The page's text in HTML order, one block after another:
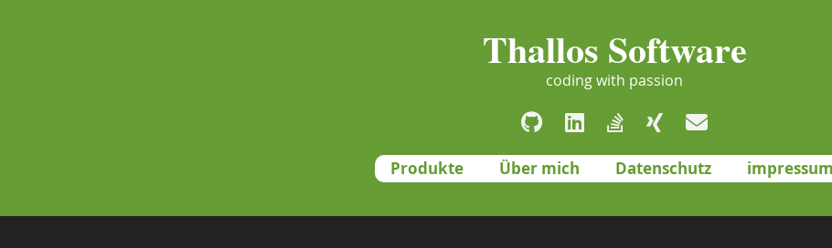
Thallos Software
coding with passion
Produkte Über mich Datenschutz impressum